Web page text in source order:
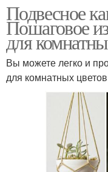
Подвесное
Пошаговое
для
Вы можете легко и
для комнатных